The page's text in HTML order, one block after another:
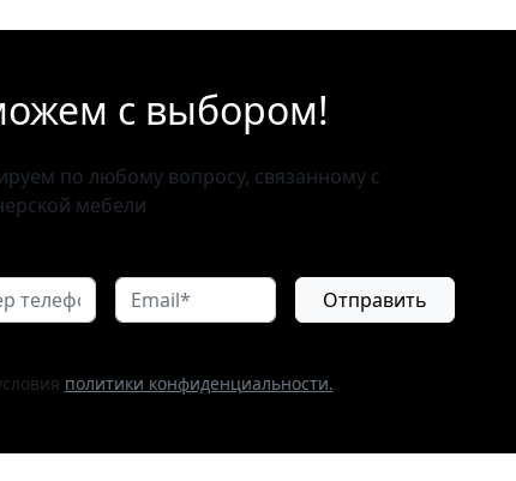
с выбором!
по любому вопросу, связанному с
мебели
Отправить
политики конфиденциальности.